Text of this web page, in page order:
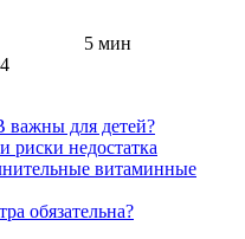
5 мин
для детей?
риски недостатка
витаминные
обязательна?